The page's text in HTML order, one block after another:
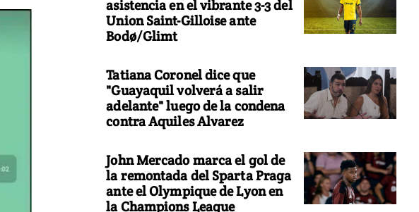
asistencia en el vibrante 3-3 del
Union Saint-Gilloise ante
Bodø/Glimt
Tatiana Coronel dice que
"Guayaquil volverá a salir
adelante" luego de la condena
contra Aquiles Alvarez
John Mercado marca el gol de
la remontada del Sparta Praga
ante el Olympique de Lyon en
la Champions League